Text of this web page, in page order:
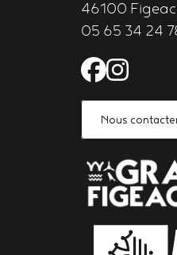
46100 Figeac
05 65 34 24
Nous
PARTENAIRES